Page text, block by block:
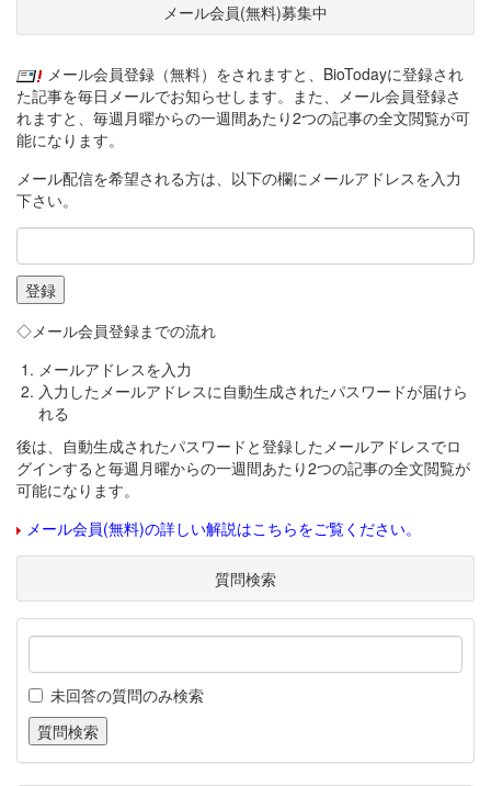
メール会員(無料)募集中
メール会員登録（無料）をされますと、BioTodayに登録され
た記事を毎日メールでお知らせします。また、メール会員登録さ
れますと、毎週月曜からの一週間あたり2つの記事の全文閲覧が可
能になります。
メール配信を希望される方は、以下の欄にメールアドレスを入力
下さい。
◇メール会員登録までの流れ
メールアドレスを入力
入力したメールアドレスに自動生成されたパスワードが届けら
れる
後は、自動生成されたパスワードと登録したメールアドレスでロ
グインすると毎週月曜からの一週間あたり2つの記事の全文閲覧が
可能になります。
メール会員(無料)の詳しい解説はこちらをご覧ください。
質問検索
未回答の質問のみ検索